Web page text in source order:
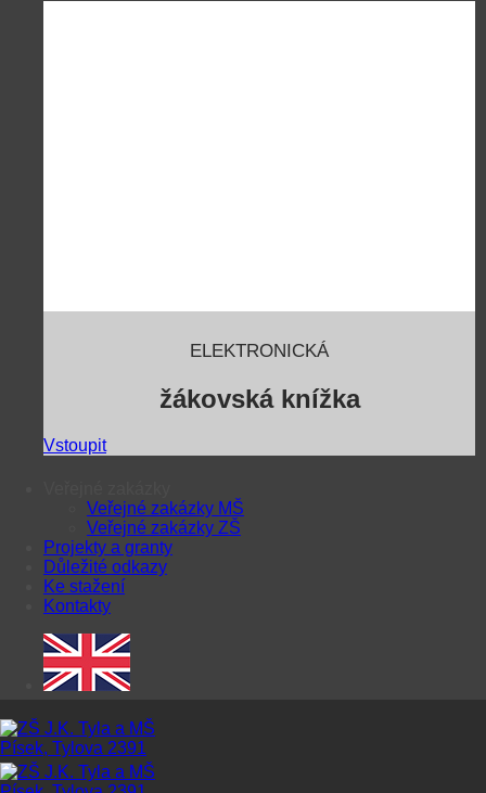
ELEKTRONICKÁ
žákovská knížka
Vstoupit
Veřejné zakázky MŠ
Veřejné zakázky ZŠ
Projekty a granty
Důležité odkazy
Ke stažení
Kontakty